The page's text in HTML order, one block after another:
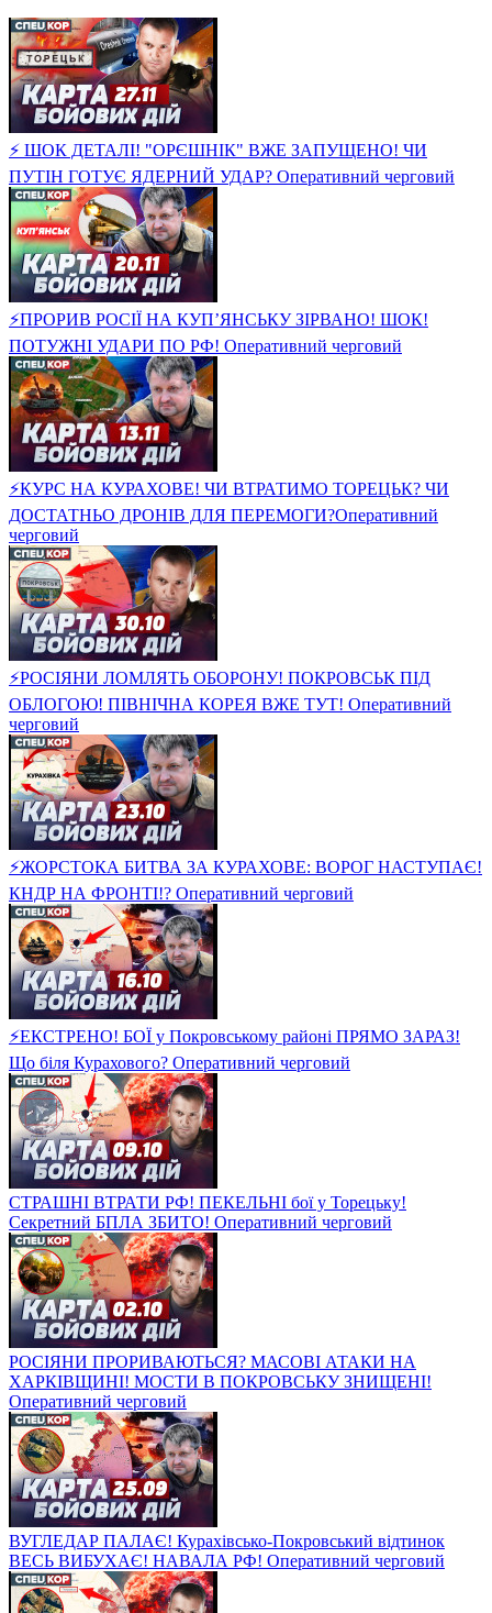
⚡ ШОК ДЕТАЛІ! "ОРЄШНІК" ВЖЕ ЗАПУЩЕНО! ЧИ
ПУТІН ГОТУЄ ЯДЕРНИЙ УДАР? Оперативний черговий
⚡ПРОРИВ РОСІЇ НА КУП’ЯНСЬКУ ЗІРВАНО! ШОК!
ПОТУЖНІ УДАРИ ПО РФ! Оперативний черговий
⚡️КУРС НА КУРАХОВЕ! ЧИ ВТРАТИМО ТОРЕЦЬК? ЧИ
ДОСТАТНЬО ДРОНІВ ДЛЯ ПЕРЕМОГИ?Оперативний
черговий
⚡️РОСІЯНИ ЛОМЛЯТЬ ОБОРОНУ! ПОКРОВСЬК ПІД
ОБЛОГОЮ! ПІВНІЧНА КОРЕЯ ВЖЕ ТУТ! Оперативний
черговий
⚡️ЖОРСТОКА БИТВА ЗА КУРАХОВЕ: ВОРОГ НАСТУПАЄ!
КНДР НА ФРОНТІ!? Оперативний черговий
⚡️ЕКСТРЕНО! БОЇ у Покровському районі ПРЯМО ЗАРАЗ!
Що біля Курахового? Оперативний черговий
СТРАШНІ ВТРАТИ РФ! ПЕКЕЛЬНІ бої у Торецьку!
Секретний БПЛА ЗБИТО! Оперативний черговий
РОСІЯНИ ПРОРИВАЮТЬСЯ? МАСОВІ АТАКИ НА
ХАРКІВЩИНІ! МОСТИ В ПОКРОВСЬКУ ЗНИЩЕНІ!
Оперативний черговий
ВУГЛЕДАР ПАЛАЄ! Курахівсько-Покровський відтинок
ВЕСЬ ВИБУХАЄ! НАВАЛА РФ! Оперативний черговий